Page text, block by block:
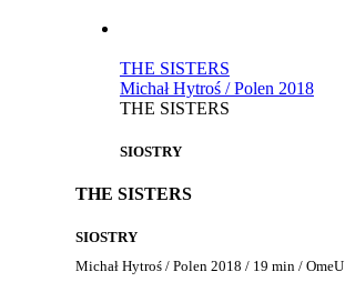
THE SISTERS
Michał Hytroś / Polen 2018
THE SISTERS
SIOSTRY
THE SISTERS
SIOSTRY
Michał Hytroś / Polen 2018 / 19 min / OmeU